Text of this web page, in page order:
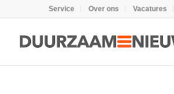
Service Over ons Vacatures